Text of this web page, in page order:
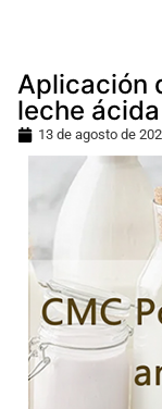
Aplicación
leche ácida
13 de agosto de